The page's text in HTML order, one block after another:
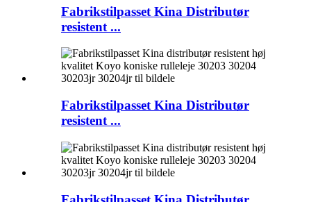
Fabrikstilpasset Kina Distributør
resistent ...
Fabrikstilpasset Kina Distributør
resistent ...